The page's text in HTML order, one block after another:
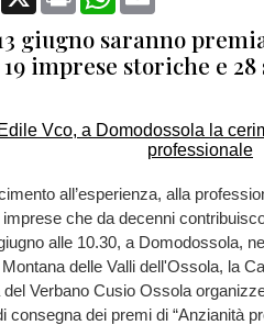
giugno saranno
imprese storiche e
all’esperienza, alla
che da decenni
alle 10.30, a Domodossola,
Montana delle Valli dell'Ossola, la
Verbano Cusio Ossola
consegna dei premi di “Anzianità